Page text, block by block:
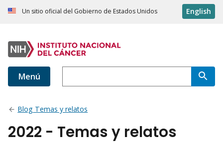
Un sitio oficial del Gobierno de Estados Unidos English
Menú
Blog Temas y relatos
2022 - Temas y relatos